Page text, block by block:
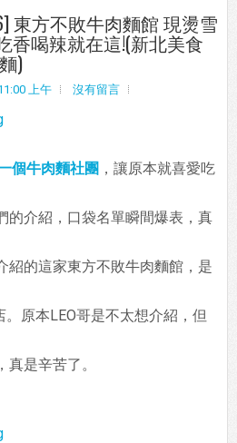
東方不敗牛肉麵館 現燙雪
香喝辣就在這!(新北美食
)
上午 沒有留言
個牛肉麵社團 ，讓原本就喜愛吃
的介紹，口袋名單瞬間爆表，真
紹的這家東方不敗牛肉麵館，是
原本LEO哥是不太想介紹，但
是辛苦了。